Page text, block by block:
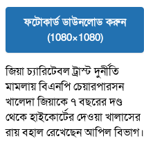
ফটোকার্ড ডাউনলোড করুন
(1080×1080)
জিয়া চ্যারিটেবল ট্রাস্ট দুর্নীতি
মামলায় বিএনপি চেয়ারপারসন
খালেদা জিয়াকে ৭ বছরের দণ্ড
থেকে হাইকোর্টের দেওয়া খালাসের
রায় বহাল রেখেছেন আপিল বিভাগ।